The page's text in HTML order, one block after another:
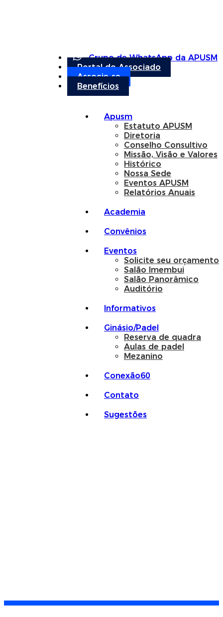
Grupo de WhatsApp da APUSM
Portal do Associado
Associe-se
Benefícios
Apusm
Estatuto APUSM
Diretoria
Conselho Consultivo
Missão, Visão e Valores
Histórico
Nossa Sede
Eventos APUSM
Relatórios Anuais
Academia
Convênios
Eventos
Solicite seu orçamento
Salão Imembui
Salão Panorâmico
Auditório
Informativos
Ginásio/Padel
Reserva de quadra
Aulas de padel
Mezanino
Conexão60
Contato
Sugestões